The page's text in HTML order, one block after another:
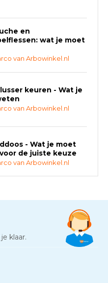
en
wat je moet
van Arbowinkel.nl
keuren - Wat je
van Arbowinkel.nl
- Wat je moet
de juiste keuze
van Arbowinkel.nl
- Welke past
van Arbowinkel.nl
klaar.